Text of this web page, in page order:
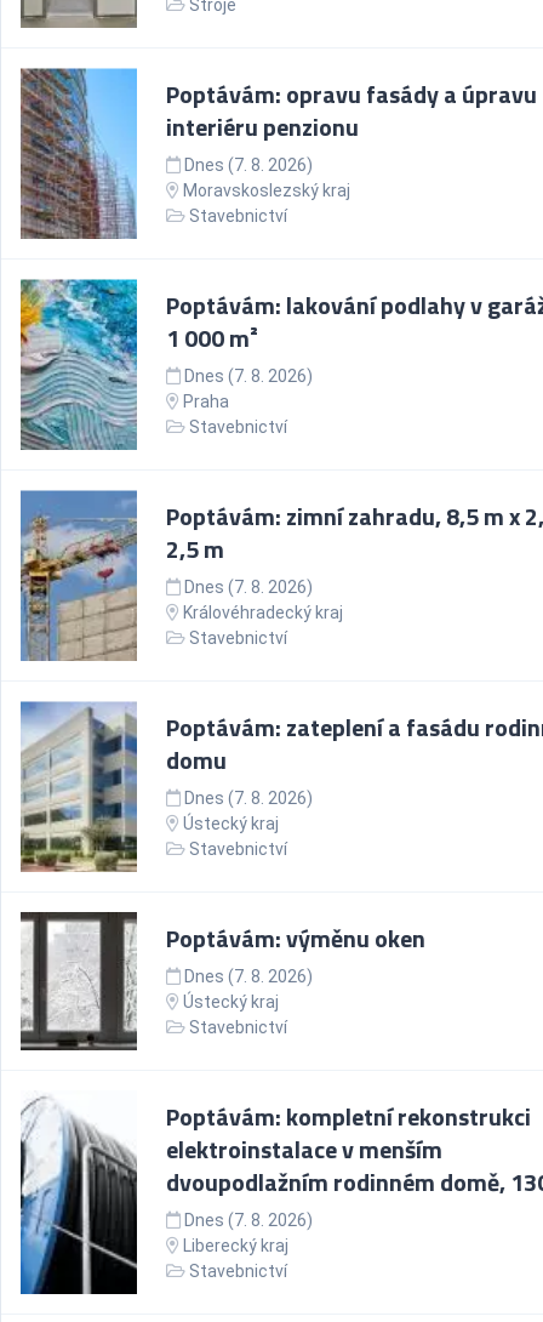
Stroje
Poptávám: opravu fasády a úpravu
interiéru penzionu
Dnes (7. 8. 2026)
Moravskoslezský kraj
Stavebnictví
Poptávám: lakování podlahy v
1 000 m²
Dnes (7. 8. 2026)
Praha
Stavebnictví
Poptávám: zimní zahradu, 8,5 m x
2,5 m
Dnes (7. 8. 2026)
Královéhradecký kraj
Stavebnictví
Poptávám: zateplení a fasádu
domu
Dnes (7. 8. 2026)
Ústecký kraj
Stavebnictví
Poptávám: výměnu oken
Dnes (7. 8. 2026)
Ústecký kraj
Stavebnictví
Poptávám: kompletní rekonstrukci
elektroinstalace v menším
dvoupodlažním rodinném domě,
Dnes (7. 8. 2026)
Liberecký kraj
Stavebnictví